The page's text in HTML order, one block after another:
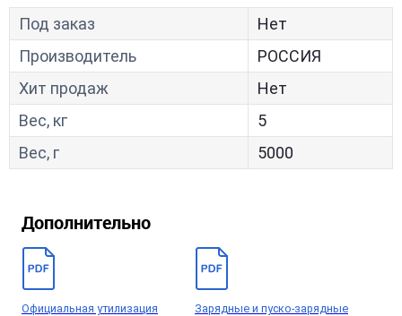
Под заказ
Нет
Производитель
РОССИЯ
Хит продаж
Нет
Вес, кг
5
Вес, г
5000
Дополнительно
Официальная утилизация
Зарядные и пуско-зарядные